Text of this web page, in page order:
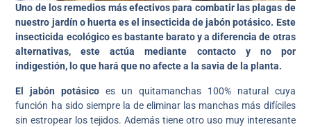
Uno de los remedios más efectivos para combatir las plagas de
nuestro jardín o huerta es el insecticida de jabón potásico. Este
insecticida ecológico es bastante barato y a diferencia de otras
alternativas, este actúa mediante contacto y no por
indigestión, lo que hará que no afecte a la savia de la planta.
El jabón potásico es un quitamanchas 100% natural cuya
función ha sido siempre la de eliminar las manchas más difíciles
sin estropear los tejidos. Además tiene otro uso muy interesante